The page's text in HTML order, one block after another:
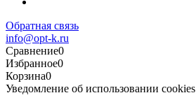
Обратная связь
info@opt-k.ru
Сравнение0
Избранное0
Корзина0
Уведомление об использовании cookies